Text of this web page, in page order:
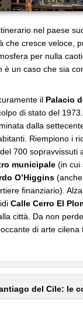
nel paese
che cresce veloce,
per nulla
un caso che sia
il Palacio
di stato del
dalla
Riempiono i
700 sopravvissuti
municipale (in cui
O’Higgins
finanziario).
Calle Cerro El
città. Da non
di arte cilena
del Cile: le